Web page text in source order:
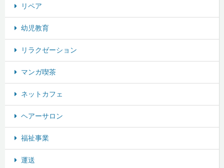
リペア
幼児教育
リラクゼーション
マンガ喫茶
ネットカフェ
ヘアーサロン
福祉事業
運送